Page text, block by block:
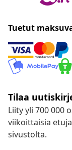
Tuetut
Tilaa
Liity yli 700 000
viikoittaisia
sivustolta.